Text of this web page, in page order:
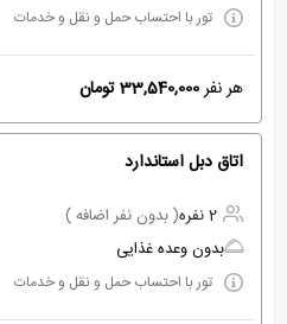
تور با احتساب حمل و نقل و خدمات
هر نفر33,540,000 تومان
اتاق دبل استاندارد
2 نفره
( بدون نفر اضافه )
بدون وعده غذایی
تور با احتساب حمل و نقل و خدمات